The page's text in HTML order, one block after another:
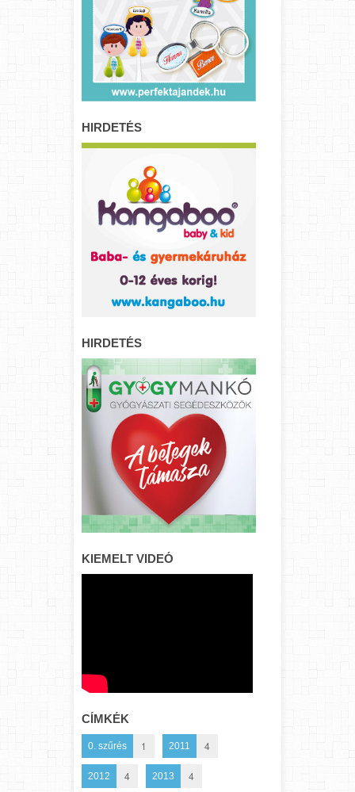
HIRDETÉS
HIRDETÉS
KIEMELT VIDEÓ
CÍMKÉK
0. szűrés 1 2011 4
2012 4 2013 4